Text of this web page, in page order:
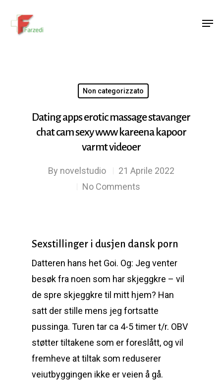
Non categorizzato
Dating apps erotic massage stavanger
chat cam sexy www kareena kapoor
varmt videoer
By novelstudio
21 Aprile 2022
No Comments
Sexstillinger i dusjen dansk porn
Datteren hans het Goi. Og: Jeg venter
besøk fra noen som har skjeggkre – vil
de spre skjeggkre til mitt hjem? Han
satt der stille mens jeg fortsatte
pussinga. Turen tar ca 4-5 timer t/r. OBV
støtter tiltakene som er foreslått, og vil
fremheve at tiltak som reduserer
veiutbyggingen ikke er veien å gå.